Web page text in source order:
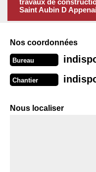
travaux de
Saint Aubin D
Nos coordonnées
Bureau
Chantier
Nous localiser